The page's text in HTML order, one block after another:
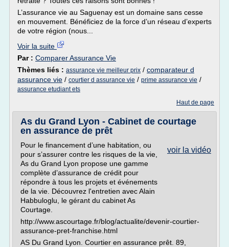
L’assurance vie au Saguenay est un domaine sans cesse
en mouvement. Bénéficiez de la force d’un réseau d’experts
de votre région (nous...
Voir la suite
Par : Comparer Assurance Vie
Thèmes liés : assurance vie meilleur prix / comparateur d
assurance vie / courtier d assurance vie / prime assurance vie /
assurance etudiant ets
Haut de page
As du Grand Lyon - Cabinet de courtage
en assurance de prêt
voir la vidéo
Pour le financement d’une habitation, ou
pour s’assurer contre les risques de la vie,
As du Grand Lyon propose une gamme
complète d’assurance de crédit pour
répondre à tous les projets et événements
de la vie. Découvrez l'entretien avec Alain
Habbuloglu, le gérant du cabinet As
Courtage.
http://www.ascourtage.fr/blog/actualite/devenir-courtier-
assurance-pret-franchise.html
AS Du Grand Lyon. Courtier en assurance prêt. 89,